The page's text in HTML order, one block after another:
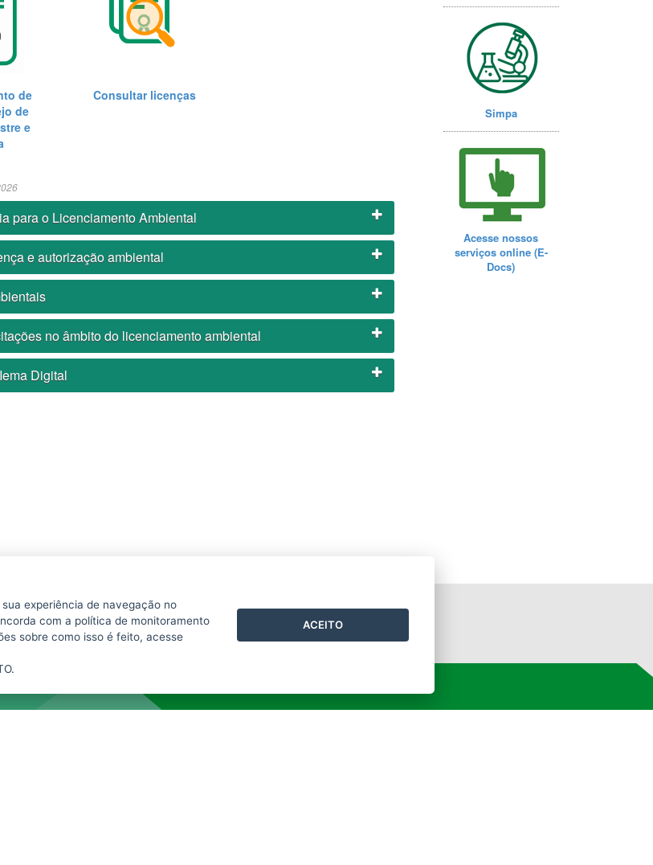
de
de
e
Consultar licenças
para o Licenciamento Ambiental
e autorização ambiental
no âmbito do licenciamento ambiental
Digital
Simpa
Acesse nossos
serviços online (E-
Docs)
PNLA
OUVIDORIA
PORTAL DO GOVERNO
PORTAL DO SERVIDOR
experiência de navegação no
com a política de monitoramento
sobre como isso é feito, acesse
ACEITO